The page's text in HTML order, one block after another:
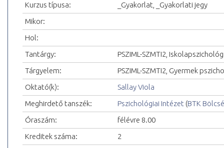
Kurzus típusa:
_Gyakorlat, _Gyakorlati jegy
Mikor:
Hol:
Tantárgy:
PSZIML-SZMTI2,
Tárgyelem:
PSZIML-SZMTI2, Gyermek
Oktató(k):
Sallay Viola
Meghirdető tanszék:
Pszichológiai Intézet (BTK
Óraszám:
félévre 8.00
Kreditek száma:
2